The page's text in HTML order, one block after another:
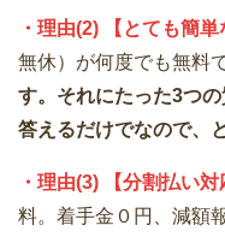
・理由(2) 【とても簡単
無休）が何度でも無料で
す。それにたった3つ
答えるだけでなので、
・理由(3) 【分割払い対
料。着手金０円、減額